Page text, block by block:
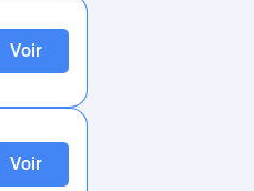
Voir
Voir